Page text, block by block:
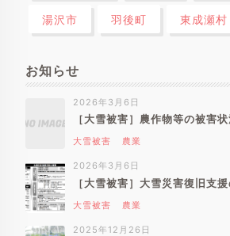
湯沢市 羽後町 東成瀬村
お知らせ
2026年3月6日
［大雪被害］農作物等の被害
大雪被害 農業
2026年3月6日
［大雪被害］大雪災害復旧支
大雪被害 農業
2025年12月26日